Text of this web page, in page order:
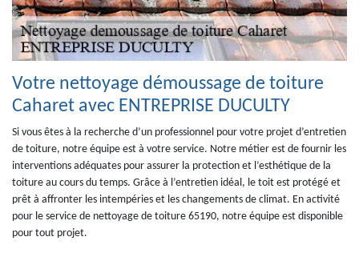
Votre nettoyage démoussage de toiture
Caharet avec ENTREPRISE DUCULTY
Si vous êtes à la recherche d’un professionnel pour votre projet d’entretien
de toiture, notre équipe est à votre service. Notre métier est de fournir les
interventions adéquates pour assurer la protection et l’esthétique de la
toiture au cours du temps. Grâce à l’entretien idéal, le toit est protégé et
prêt à affronter les intempéries et les changements de climat. En activité
pour le service de nettoyage de toiture 65190, notre équipe est disponible
pour tout projet.